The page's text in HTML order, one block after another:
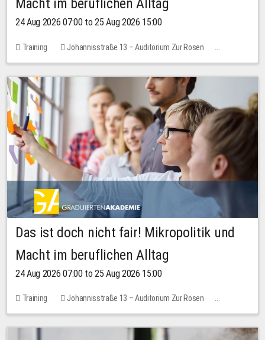
Macht im beruflichen Alltag
24 Aug 2026 07:00 to 25 Aug 2026 15:00
Training
Johannisstraße 13 – Auditorium Zur Rosen
No free places
Das ist doch nicht fair! Mikropolitik und
Macht im beruflichen Alltag
24 Aug 2026 07:00 to 25 Aug 2026 15:00
Training
Johannisstraße 13 – Auditorium Zur Rosen
1 place
30.00 EUR